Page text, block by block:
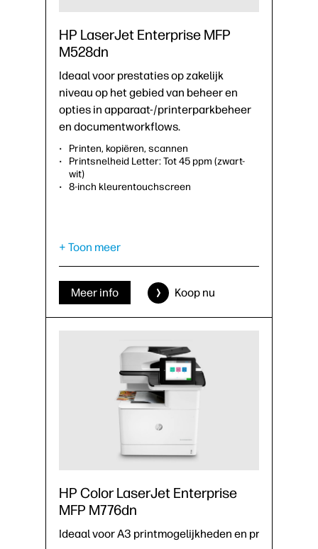
HP LaserJet Enterprise MFP
M528dn
Ideaal voor prestaties op zakelijk
niveau op het gebied van beheer en
opties in apparaat-/printerparkbeheer
en documentworkflows.
Printen, kopiëren, scannen
Printsnelheid Letter: Tot 45 ppm (zwart-
wit)
8-inch kleurentouchscreen
+ Toon meer
Meer info Koop nu
HP Color LaserJet Enterprise
MFP M776dn
Ideaal voor A3 printmogelijkheden en